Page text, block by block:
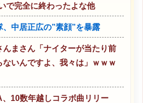
で完全に終わったよな他
、中居正広の”素顔”を暴露
んまさん「ナイターが当たり前
ないんですよ、我々は」ｗｗｗ
10数年越しコラボ曲リリー